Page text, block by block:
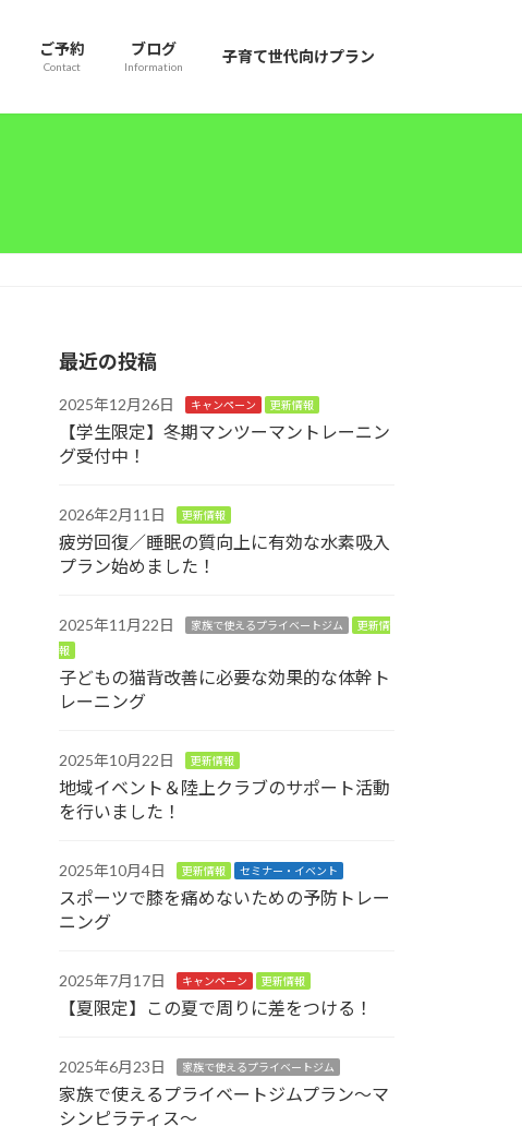
ご予約
Contact
ブログ
Information
子育て世代向けプラン
最近の投稿
2025年12月26日 キャンペーン 更新情報
【学生限定】冬期マンツーマントレーニン
グ受付中！
2026年2月11日 更新情報
疲労回復／睡眠の質向上に有効な水素吸入
プラン始めました！
2025年11月22日 家族で使えるプライベートジム
更新情
報
子どもの猫背改善に必要な効果的な体幹ト
レーニング
2025年10月22日 更新情報
地域イベント＆陸上クラブのサポート活動
を行いました！
2025年10月4日 更新情報 セミナー・イベント
スポーツで膝を痛めないための予防トレー
ニング
2025年7月17日 キャンペーン 更新情報
【夏限定】この夏で周りに差をつける！
2025年6月23日 家族で使えるプライベートジム
家族で使えるプライベートジムプラン～マ
シンピラティス～